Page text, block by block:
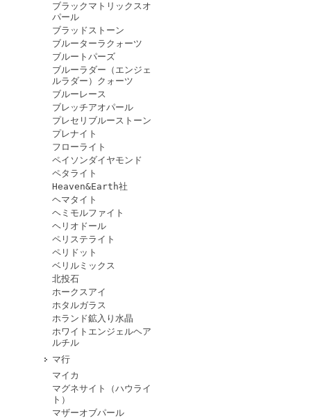
ブラックマトリックスオ
パール
ブラッドストーン
ブルーターラクォーツ
ブルートパーズ
ブルーラダー（エンジェ
ルラダー）クォーツ
ブルーレース
ブレッチアオパール
プレセリブルーストーン
プレナイト
フローライト
ペイソンダイヤモンド
ペタライト
Heaven&Earth社
ヘマタイト
ヘミモルファイト
ヘリオドール
ペリステライト
ペリドット
ベリルミックス
北投石
ホークスアイ
ホタルガラス
ホランド鉱入り水晶
ホワイトエンジェルヘア
ルチル
マ行
マイカ
マグネサイト（ハウライ
ト）
マザーオブパール